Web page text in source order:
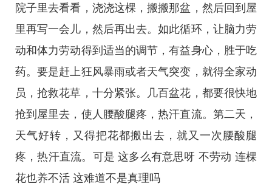
院子里去看看，浇浇这棵，搬搬那盆，然后回到屋
里再写一会儿，然后再出去。如此循环，让脑力劳
动和体力劳动得到适当的调节，有益身心，胜于吃
药。要是赶上狂风暴雨或者天气突变，就得全家动
员，抢救花草，十分紧张。几百盆花，都要很快地
抢到屋里去，使人腰酸腿疼，热汗直流。第二天，
天气好转，又得把花都搬出去，就又一次腰酸腿
疼，热汗直流。可是 这多么有意思呀 不劳动 连棵
花也养不活 这难道不是真理吗